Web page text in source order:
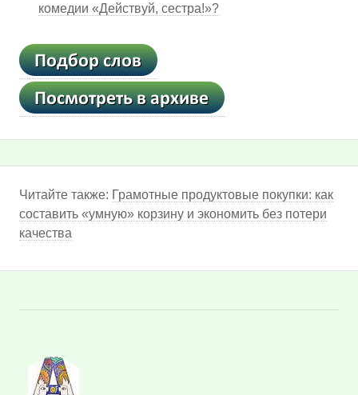
комедии «Действуй, сестра!»?
Читайте также: Грамотные продуктовые покупки: как
составить «умную» корзину и экономить без потери
качества